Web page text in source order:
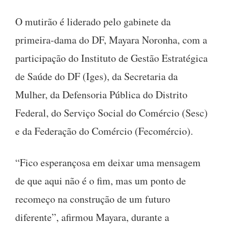
O mutirão é liderado pelo gabinete da
primeira-dama do DF, Mayara Noronha, com a
participação do Instituto de Gestão Estratégica
de Saúde do DF (Iges), da Secretaria da
Mulher, da Defensoria Pública do Distrito
Federal, do Serviço Social do Comércio (Sesc)
e da Federação do Comércio (Fecomércio).
“Fico esperançosa em deixar uma mensagem
de que aqui não é o fim, mas um ponto de
recomeço na construção de um futuro
diferente”, afirmou Mayara, durante a